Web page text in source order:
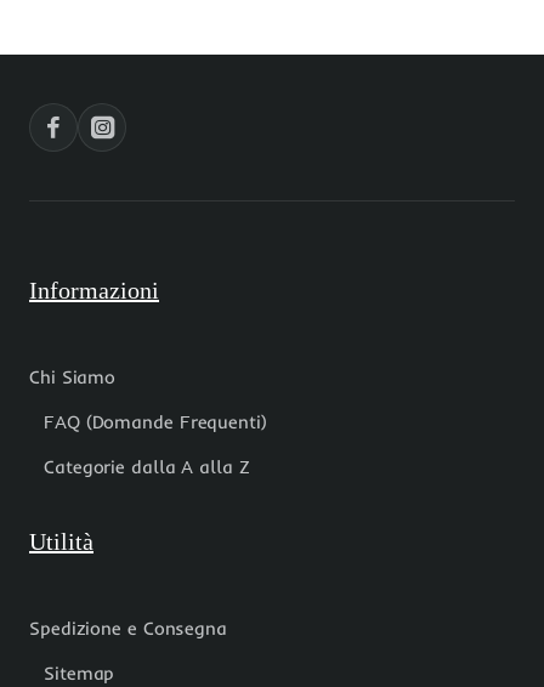
Informazioni
Chi Siamo
FAQ (Domande Frequenti)
Categorie dalla A alla Z
Utilità
Spedizione e Consegna
Sitemap